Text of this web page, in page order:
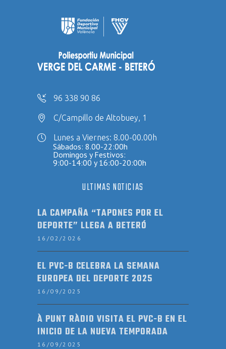
96 338 90 86
C/Campillo de Altobuey, 1
Lunes a Viernes: 8.00-00.00h
Sábados: 8.00-22:00h
Domingos y Festivos:
9:00-14:00 y 16:00-20:00h
ULTIMAS NOTICIAS
LA CAMPAÑA “TAPONES POR EL
DEPORTE” LLEGA A BETERÓ
16/02/2026
EL PVC-B CELEBRA LA SEMANA
EUROPEA DEL DEPORTE 2025
16/09/2025
À PUNT RÀDIO VISITA EL PVC-B EN EL
INICIO DE LA NUEVA TEMPORADA
16/09/2025